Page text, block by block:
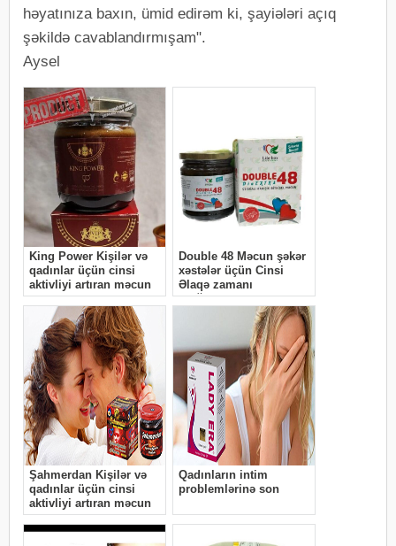
həyatınıza baxın, ümid edirəm ki, şayiələri açıq
şəkildə cavablandırmışam".
Aysel